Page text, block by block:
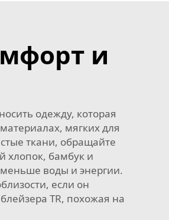
и
одежду, которая
мягких для
ткани, обращайте
хлопок, бамбук и
воды и энергии.
если он
TR, похожая на